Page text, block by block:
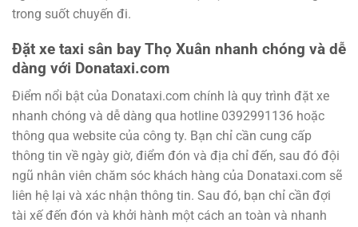
trong suốt chuyến đi.
Đặt xe taxi sân bay Thọ Xuân nhanh chóng và dễ
dàng với Donataxi.com
Điểm nổi bật của Donataxi.com chính là quy trình đặt xe
nhanh chóng và dễ dàng qua hotline 0392991136 hoặc
thông qua website của công ty. Bạn chỉ cần cung cấp
thông tin về ngày giờ, điểm đón và địa chỉ đến, sau đó đội
ngũ nhân viên chăm sóc khách hàng của Donataxi.com sẽ
liên hệ lại và xác nhận thông tin. Sau đó, bạn chỉ cần đợi
tài xế đến đón và khởi hành một cách an toàn và nhanh